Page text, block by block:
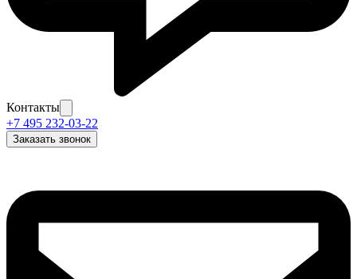
Контакты
+7 495 232-03-22
Заказать звонок